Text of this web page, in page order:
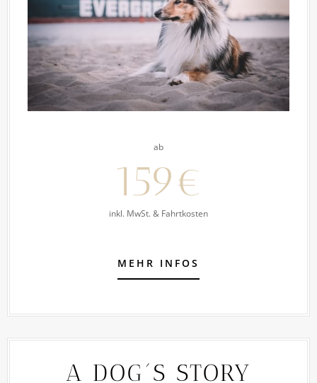
ab
159€
inkl. MwSt. & Fahrtkosten
MEHR INFOS
A DOG´S STORY